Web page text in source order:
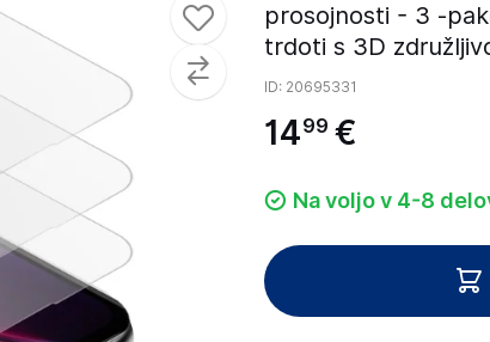
prosojnosti - 3 -
trdoti s 3D
ID: 20695331
1499 €
Na voljo v 4-8